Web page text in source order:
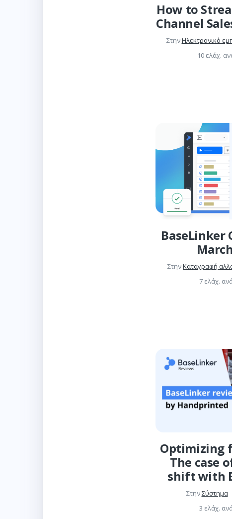
How to
Channel
ΣτηνΗλεκτρονικό
10 ελάχ.
BaseLinker
ΣτηνΚαταγραφή
7 ελάχ.
Optimizing
The case
shift with
ΣτηνΣύστημα
3 ελάχ.